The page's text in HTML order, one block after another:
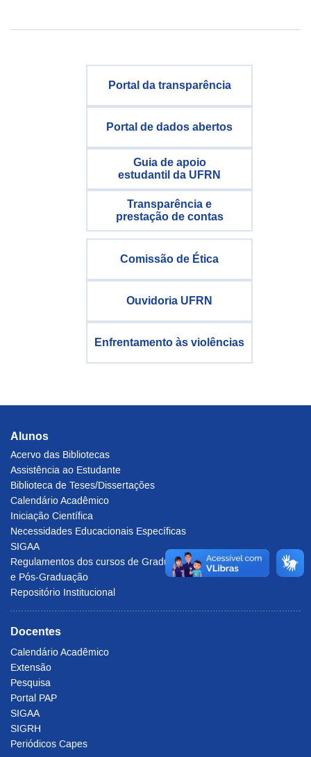
Portal da transparência
Portal de dados abertos
Guia de apoio
estudantil da UFRN
Transparência e
prestação de contas
Comissão de Ética
Ouvidoria UFRN
Enfrentamento às violências
Alunos
Acervo das Bibliotecas
Assistência ao Estudante
Biblioteca de Teses/Dissertações
Calendário Acadêmico
Iniciação Científica
Necessidades Educacionais Específicas
SIGAA
Regulamentos dos cursos de Graduação
e Pós-Graduação
Repositório Institucional
Docentes
Calendário Acadêmico
Extensão
Pesquisa
Portal PAP
SIGAA
SIGRH
Periódicos Capes